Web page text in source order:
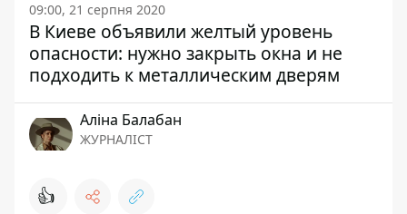
09:00, 21 серпня 2020
В Киеве объявили желтый уровень
опасности: нужно закрыть окна и не
подходить к металлическим дверям
Аліна Балабан
ЖУРНАЛІСТ
👍